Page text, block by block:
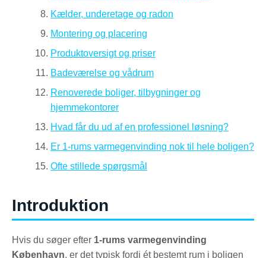
Kælder, underetage og radon
Montering og placering
Produktoversigt og priser
Badeværelse og vådrum
Renoverede boliger, tilbygninger og
hjemmekontorer
Hvad får du ud af en professionel løsning?
Er 1-rums varmegenvinding nok til hele boligen?
Ofte stillede spørgsmål
Introduktion
Hvis du søger efter 1-rums varmegenvinding
København, er det typisk fordi ét bestemt rum i boligen